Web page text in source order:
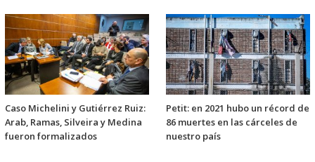
Caso Michelini y Gutiérrez Ruiz:
Arab, Ramas, Silveira y Medina
fueron formalizados
Petit: en 2021 hubo un récord de
86 muertes en las cárceles de
nuestro país